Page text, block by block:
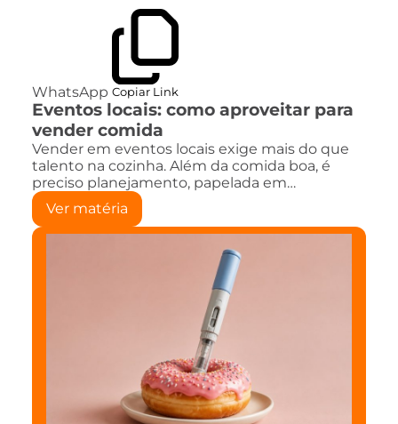
WhatsApp Copiar Link
Eventos locais: como aproveitar para
vender comida
Vender em eventos locais exige mais do que
talento na cozinha. Além da comida boa, é
preciso planejamento, papelada em…
Ver matéria